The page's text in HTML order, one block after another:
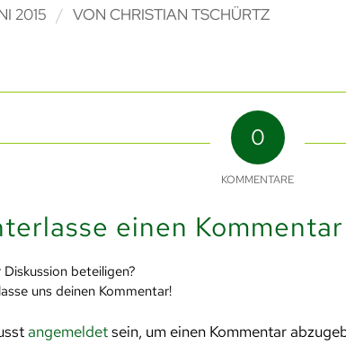
2015 / VON CHRISTIAN TSCHÜRTZ
0
KOMMENTARE
einen Kommentar
beteiligen?
uns deinen Kommentar!
angemeldetsein, um einen Kommentar